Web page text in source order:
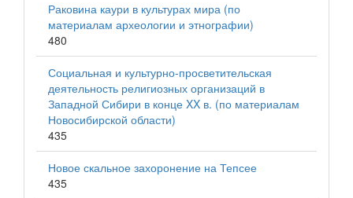
Раковина каури в культурах мира (по
материалам археологии и этнографии)
480
Социальная и культурно-просветительская
деятельность религиозных организаций в
Западной Сибири в конце XX в. (по материалам
Новосибирской области)
435
Новое скальное захоронение на Тепсее
435